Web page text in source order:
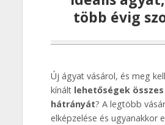
több évig
Új ágyat vásárol, és meg
kínált lehetőségek
hátrányát? A legtöbb
elképzelése és ugyanakkor